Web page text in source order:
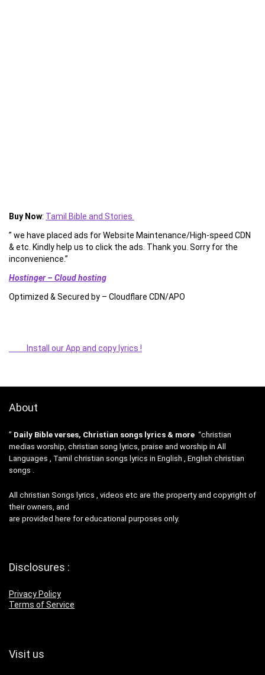
Buy Now: Tamil Bible and Stories
” we have placed ads for Website Maintenance/High-speed CDN
& etc. Kindly help us to click the ads. Thank you. Sorry for the
inconvenience.”
Hostinger – Cloud hosting
Optimized & Secured by – Cloudflare CDN/APO
Install our App and copy lyrics !
About
” Daily Bible verses, Christian songs lyrics & more “christian
medias worship, christian song lyrics, praise and worship in All
Languages , Tamil christian songs lyrics in English , English christian
songs .
All christian Songs lyrics , videos etc are the property and copyright of
their owners, and
are provided here for educational purposes only.
Disclosures :
Privacy Policy
Terms of Service
Visit us